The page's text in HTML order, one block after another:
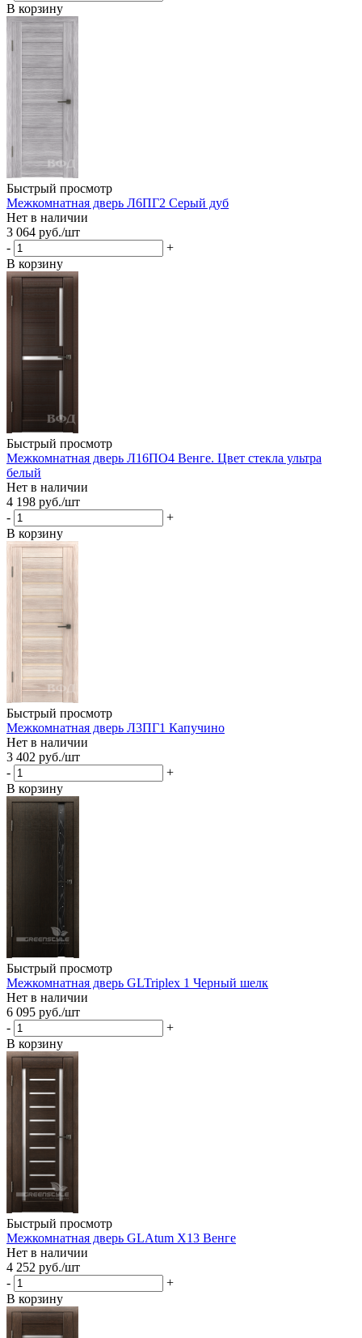
В корзину
Быстрый просмотр
Межкомнатная дверь Л6ПГ2 Серый дуб
Нет в наличии
3 064 руб./шт
-
+
В корзину
Быстрый просмотр
Межкомнатная дверь Л16ПО4 Венге. Цвет стекла ультра
белый
Нет в наличии
4 198 руб./шт
-
+
В корзину
Быстрый просмотр
Межкомнатная дверь Л3ПГ1 Капучино
Нет в наличии
3 402 руб./шт
-
+
В корзину
Быстрый просмотр
Межкомнатная дверь GLTriplex 1 Черный шелк
Нет в наличии
6 095 руб./шт
-
+
В корзину
Быстрый просмотр
Межкомнатная дверь GLAtum X13 Венге
Нет в наличии
4 252 руб./шт
-
+
В корзину